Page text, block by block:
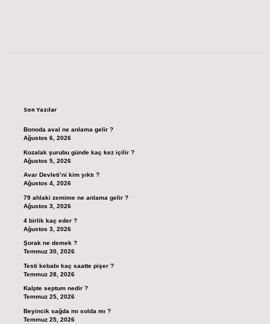
Son Yazılar
Bonoda aval ne anlama gelir ?
Ağustos 6, 2026
Kozalak şurubu günde kaç kez içilir ?
Ağustos 5, 2026
Avar Devleti’ni kim yıktı ?
Ağustos 4, 2026
79 ahlaki zemime ne anlama gelir ?
Ağustos 3, 2026
4 birlik kaç eder ?
Ağustos 3, 2026
Şorak ne demek ?
Temmuz 30, 2026
Testi kebabı kaç saatte pişer ?
Temmuz 28, 2026
Kalpte septum nedir ?
Temmuz 25, 2026
Beyincik sağda mı solda mı ?
Temmuz 25, 2026